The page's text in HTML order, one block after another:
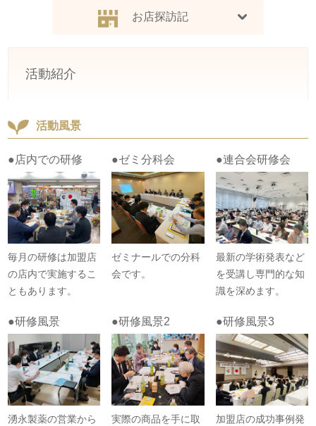
お店探訪記
活動紹介
活動風景
●店内での研修
毎月の研修は加盟店
の店内で実施するこ
ともあります。
●ゼミ分科会
ゼミナールでの分科
会です。
●連合会研修会
最新の学術発表など
を受講し専門的な知
識を深めます。
●研修風景
湧永製薬の営業から
●研修風景2
実際の商品を手に取
●研修風景3
加盟店の成功事例発